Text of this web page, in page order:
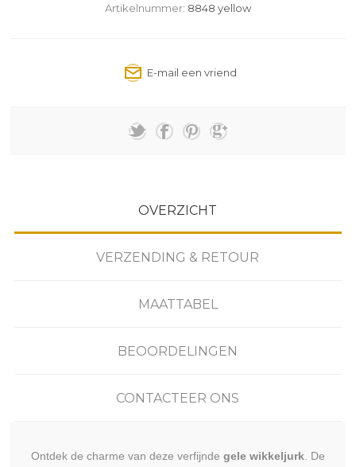
Artikelnummer: 8848 yellow
OVERZICHT
VERZENDING & RETOUR
MAATTABEL
BEOORDELINGEN
CONTACTEER ONS
Ontdek de charme van deze verfijnde gele wikkeljurk . De